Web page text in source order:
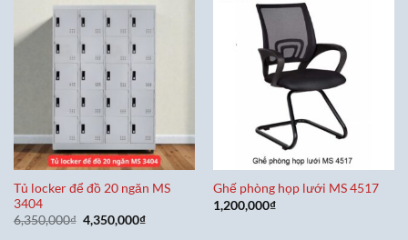
Tủ locker để đồ 20 ngăn MS
3404
6,350,000₫ Giá
gốc
4,350,000₫Giá
Ghế phòng họp lưới MS 4517
1,200,000₫